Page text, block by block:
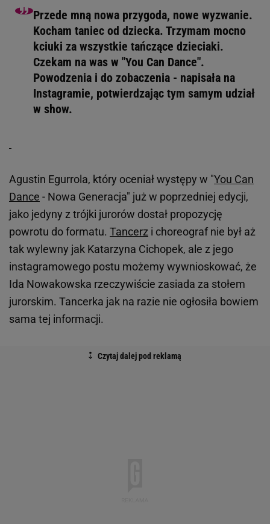
Przede mną nowa przygoda, nowe wyzwanie.
Kocham taniec od dziecka. Trzymam mocno
kciuki za wszystkie tańczące dzieciaki.
Czekam na was w "You Can Dance".
Powodzenia i do zobaczenia - napisała na
Instagramie, potwierdzając tym samym udział
w show.
Agustin Egurrola, który oceniał występy w "You Can
Dance - Nowa Generacja" już w poprzedniej edycji,
jako jedyny z trójki jurorów dostał propozycję
powrotu do formatu. Tancerz i choreograf nie był aż
tak wylewny jak Katarzyna Cichopek, ale z jego
instagramowego postu możemy wywnioskować, że
Ida Nowakowska rzeczywiście zasiada za stołem
jurorskim. Tancerka jak na razie nie ogłosiła bowiem
sama tej informacji.